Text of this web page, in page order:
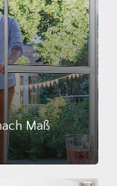
Maß